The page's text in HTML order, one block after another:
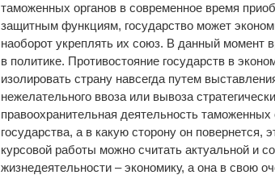
таможенных органов в современное время
защитным функциям, государство может
наоборот укреплять их союз. В данный момент
в политике. Противостояние государств в
изолировать страну навсегда путем
нежелательного ввоза или вывоза
правоохранительная деятельность
государства, а в какую сторону он повернется,
курсовой работы можно считать актуальной и
жизнедеятельности – экономику, а она в свою